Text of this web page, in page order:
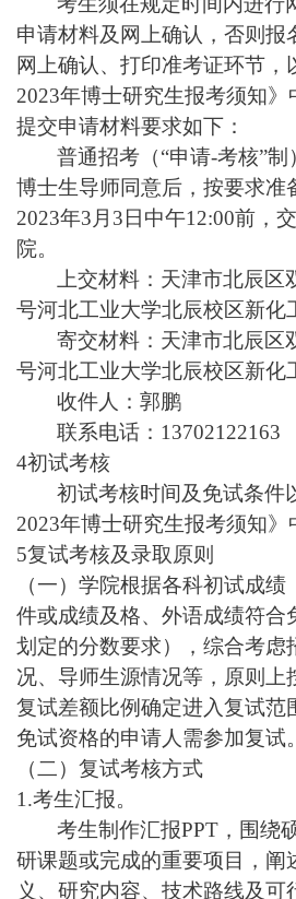
申请材料及网上确认，否则报
网上确认、打印准考证环节，
2023年博士研究生报考须知》
提交申请材料要求如下：
普通招考（“申请-考核”
博士生导师同意后，按要求准
2023年3月3日中午12:00前，
院。
上交材料：天津市北辰区
号河北工业大学北辰校区新化
寄交材料：天津市北辰区
号河北工业大学北辰校区新化
收件人：郭鹏
联系电话：13702122163
4初试考核
初试考核时间及免试条件
2023年博士研究生报考须知》
5复试考核及录取原则
（一）学院根据各科初试成
件或成绩及格、外语成绩符合
划定的分数要求），综合考虑
况、导师生源情况等，原则上
复试差额比例确定进入复试范
免试资格的申请人需参加复试。
（二）复试考核方式
1.考生汇报。
考生制作汇报PPT，围绕
研课题或完成的重要项目，阐
义、研究内容、技术路线及可